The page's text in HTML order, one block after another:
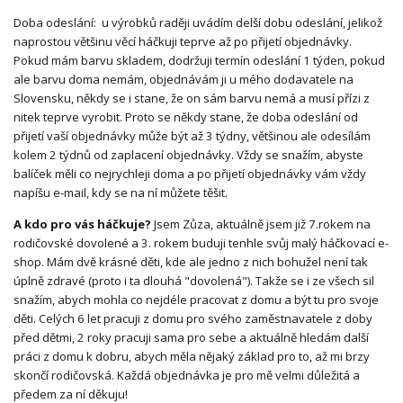
Doba odeslání: u výrobků raději uvádím delší dobu odeslání, jelikož
naprostou většinu věcí háčkuji teprve až po přijetí objednávky.
Pokud mám barvu skladem, dodržuji termín odeslání 1 týden, pokud
ale barvu doma nemám, objednávám ji u mého dodavatele na
Slovensku, někdy se i stane, že on sám barvu nemá a musí přízi z
nitek teprve vyrobit. Proto se někdy stane, že doba odeslání od
přijetí vaší objednávky může být až 3 týdny, většinou ale odesílám
kolem 2 týdnů od zaplacení objednávky. Vždy se snažím, abyste
balíček měli co nejrychleji doma a po přijetí objednávky vám vždy
napíšu e-mail, kdy se na ní můžete těšit.
A kdo pro vás háčkuje? Jsem Zůza, aktuálně jsem již 7.rokem na
rodičovské dovolené a 3. rokem buduji tenhle svůj malý háčkovací e-
shop. Mám dvě krásné děti, kde ale jedno z nich bohužel není tak
úplně zdravé (proto i ta dlouhá "dovolená"). Takže se i ze všech sil
snažím, abych mohla co nejdéle pracovat z domu a být tu pro svoje
děti. Celých 6 let pracuji z domu pro svého zaměstnavatele z doby
před dětmi, 2 roky pracuji sama pro sebe a aktuálně hledám další
práci z domu k dobru, abych měla nějaký základ pro to, až mi brzy
skončí rodičovská. Každá objednávka je pro mě velmi důležitá a
předem za ní děkuju!